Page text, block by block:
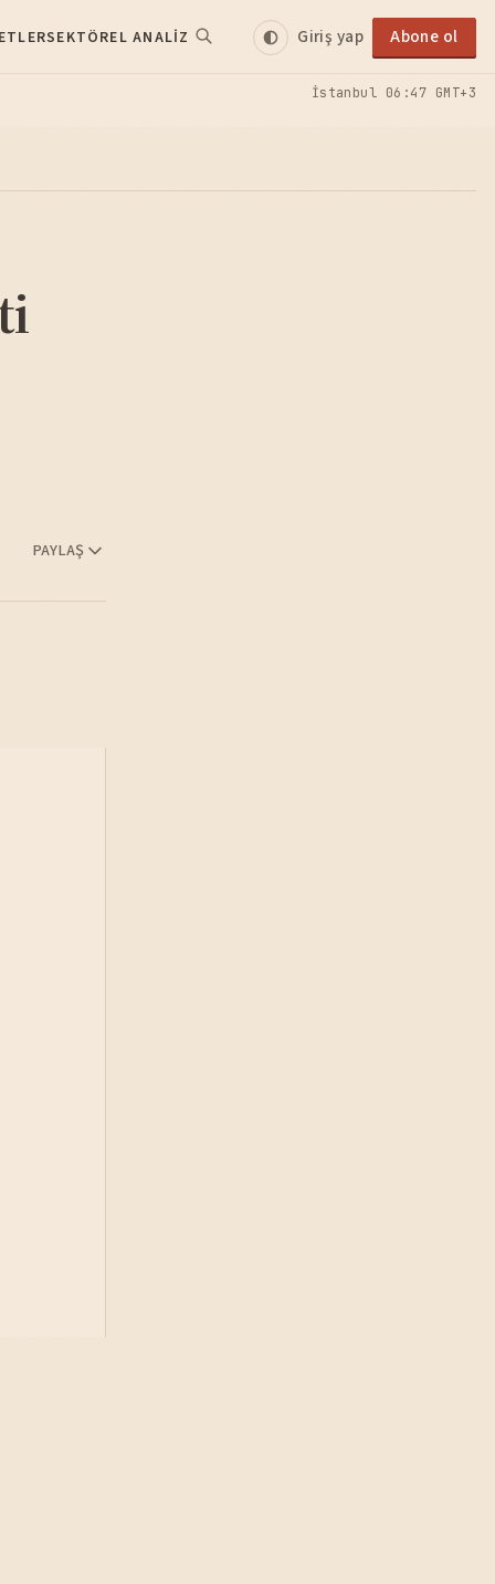
SEKTÖREL ANALIZ Giriş yap Abone ol
İstanbul 06:47 GMT+3
PAYLAŞ